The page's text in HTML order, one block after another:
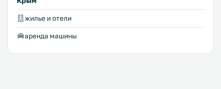
жилье и отели
аренда машины